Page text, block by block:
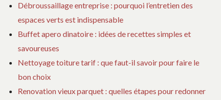
Débroussaillage entreprise : pourquoi l’entretien des
espaces verts est indispensable
Buffet apero dinatoire : idées de recettes simples et
savoureuses
Nettoyage toiture tarif : que faut-il savoir pour faire le
bon choix
Renovation vieux parquet : quelles étapes pour redonner